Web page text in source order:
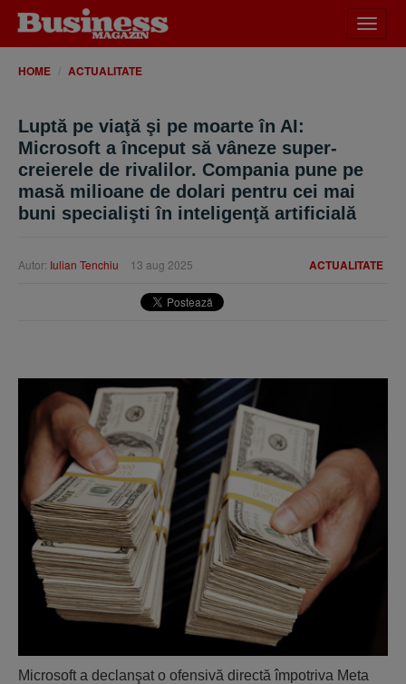
meniu
HOME ACTUALITATE
Luptă pe viaţă şi pe moarte în AI:
Microsoft a început să vâneze super-
creierele de rivalilor. Compania pune pe
masă milioane de dolari pentru cei mai
buni specialişti în inteligenţă artificială
ACTUALITATE
Autor: Iulian Tenchiu 13 aug 2025
Microsoft a declanşat o ofensivă directă împotriva Meta